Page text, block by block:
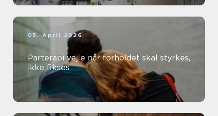
05. April 2026
Parterapi vejle når forholdet skal styrkes,
ikke fikses